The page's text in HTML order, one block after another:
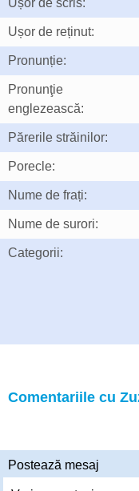
Ușor de scris:
Ușor de reținut:
Pronunție:
Pronunţie
englezească:
Părerile străinilor:
Porecle:
Nume de frați:
Nume de surori:
Categorii:
Comentariile cu
Postează mesaj